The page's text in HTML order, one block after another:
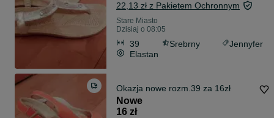
22,13 zł z Pakietem Ochronnym
Stare Miasto
Dzisiaj o 08:05
39 Srebrny
Jennyfer
Elastan
Okazja nowe rozm.39 za 16zł
Nowe
16 zł